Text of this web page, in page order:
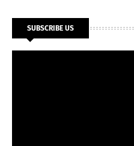
SUBSCRIBE US